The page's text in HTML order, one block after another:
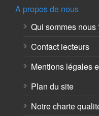
A propos de nous
Qui sommes nous
Contact lecteurs
Mentions légales
Plan du site
Notre charte